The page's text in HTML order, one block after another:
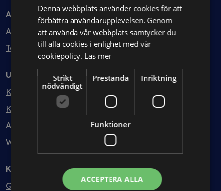
Avtal
Avtalshantering
Testa kostnadsfritt
Utbildning
Kurser
Kurspaket
Abonnemang
Webbinarium
Kunskapsbank
Guider
Denna webbplats använder cookies för att
förbättra användarupplevelsen. Genom
att använda vår webbplats samtycker du
till alla cookies i enlighet med vår
cookiepolicy. Läs mer
Strikt
nödvändigt
Prestanda Inriktning
Funktioner
ACCEPTERA ALLA